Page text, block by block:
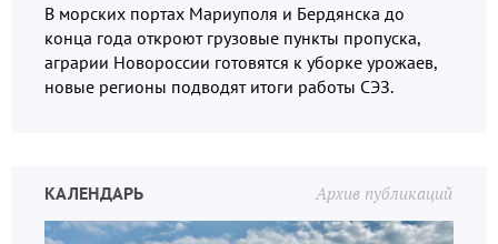
В морских портах Мариуполя и Бердянска до
конца года откроют грузовые пункты пропуска,
аграрии Новороссии готовятся к уборке урожаев,
новые регионы подводят итоги работы СЭЗ.
Архив публикаций
КАЛЕНДАРЬ